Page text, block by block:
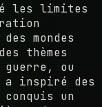
les limites
mondes
thèmes
guerre, ou
inspiré des
un